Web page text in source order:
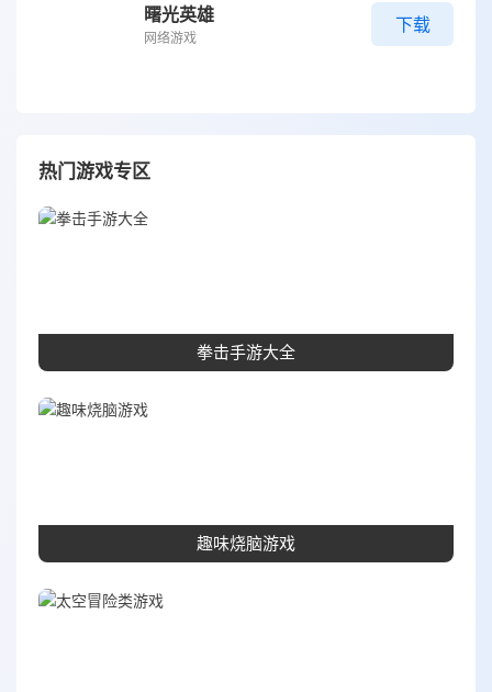
曙光英雄
网络游戏
下载
热门游戏专区
拳击手游大全
趣味烧脑游戏